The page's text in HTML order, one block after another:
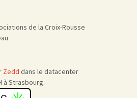
de la Croix-Rousse
Zedd dans le datacenter
à Strasbourg.